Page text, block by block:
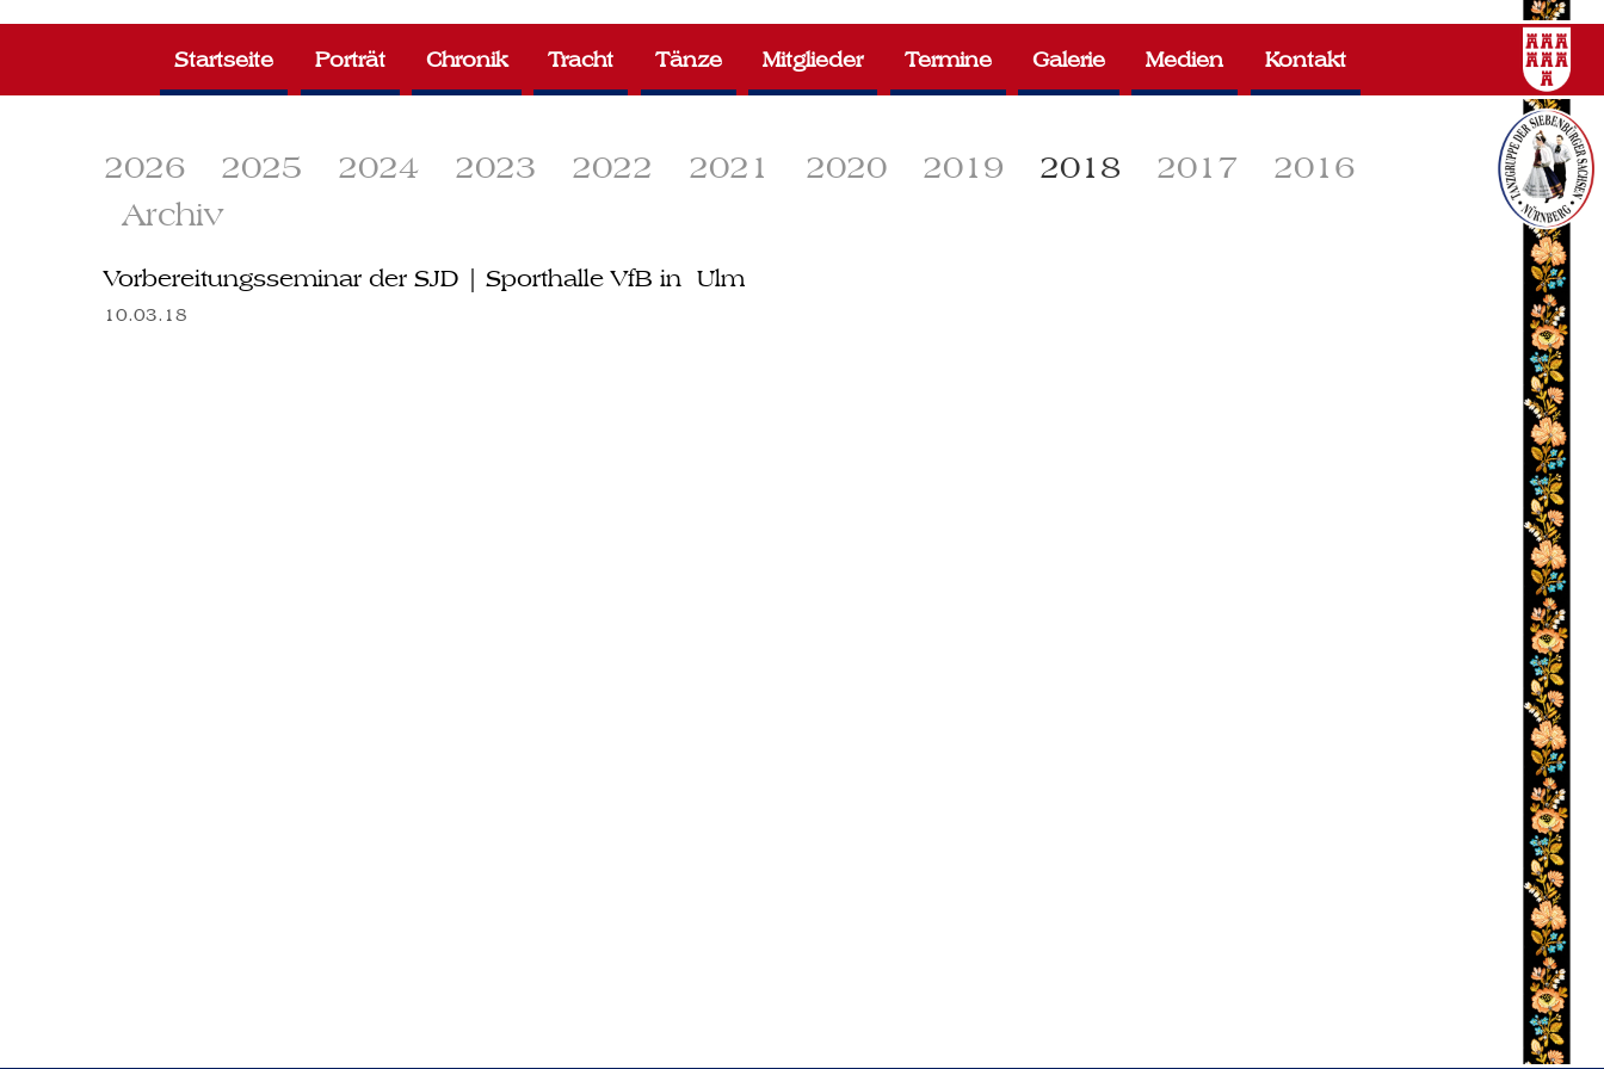
2026 2025 2024 2023 2022 2021 2020 2019 2018 2017
2016
Archiv
Startseite Porträt Chronik Tracht Tänze Mitglieder Termine Galerie Medien Kontakt
Vorbereitungsseminar der SJD | Sporthalle VfB in Ulm
10.03.18